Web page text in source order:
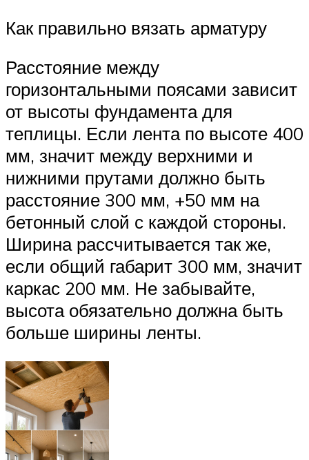
Как правильно вязать арматуру
Расстояние между
горизонтальными поясами зависит
от высоты фундамента для
теплицы. Если лента по высоте 400
мм, значит между верхними и
нижними прутами должно быть
расстояние 300 мм, +50 мм на
бетонный слой с каждой стороны.
Ширина рассчитывается так же,
если общий габарит 300 мм, значит
каркас 200 мм. Не забывайте,
высота обязательно должна быть
больше ширины ленты.